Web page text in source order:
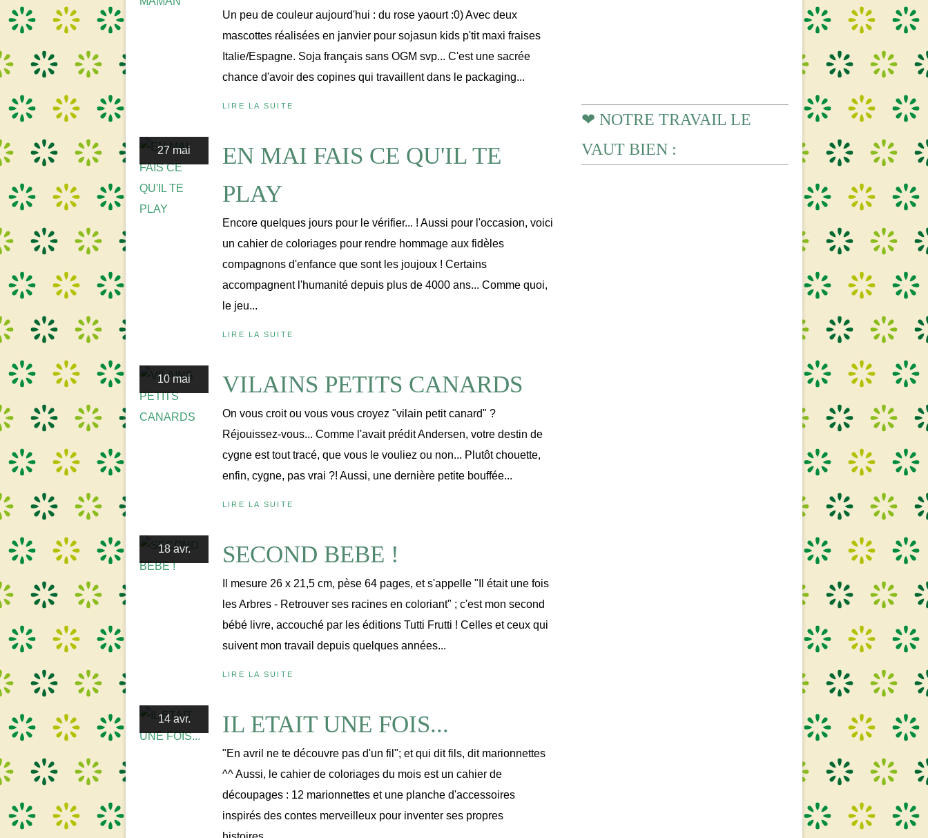
Un peu de couleur aujourd'hui : du rose yaourt :0) Avec deux
mascottes réalisées en janvier pour sojasun kids p'tit maxi fraises
Italie/Espagne. Soja français sans OGM svp... C'est une sacrée
chance d'avoir des copines qui travaillent dans le packaging...
LIRE LA SUITE
27 mai
EN MAI FAIS CE QU'IL TE
PLAY
Encore quelques jours pour le vérifier... ! Aussi pour l'occasion, voici
un cahier de coloriages pour rendre hommage aux fidèles
compagnons d'enfance que sont les joujoux ! Certains
accompagnent l'humanité depuis plus de 4000 ans... Comme quoi,
le jeu...
LIRE LA SUITE
10 mai VILAINS PETITS CANARDS
On vous croit ou vous vous croyez "vilain petit canard" ?
Réjouissez-vous... Comme l'avait prédit Andersen, votre destin de
cygne est tout tracé, que vous le vouliez ou non... Plutôt chouette,
enfin, cygne, pas vrai ?! Aussi, une dernière petite bouffée...
LIRE LA SUITE
18 avr. SECOND BEBE !
Il mesure 26 x 21,5 cm, pèse 64 pages, et s'appelle "Il était une fois
les Arbres - Retrouver ses racines en coloriant" ; c'est mon second
bébé livre, accouché par les éditions Tutti Frutti ! Celles et ceux qui
suivent mon travail depuis quelques années...
LIRE LA SUITE
14 avr. IL ETAIT UNE FOIS...
"En avril ne te découvre pas d'un fil"; et qui dit fils, dit marionnettes
^^ Aussi, le cahier de coloriages du mois est un cahier de
découpages : 12 marionnettes et une planche d'accessoires
inspirés des contes merveilleux pour inventer ses propres
❤ NOTRE TRAVAIL LE
VAUT BIEN :